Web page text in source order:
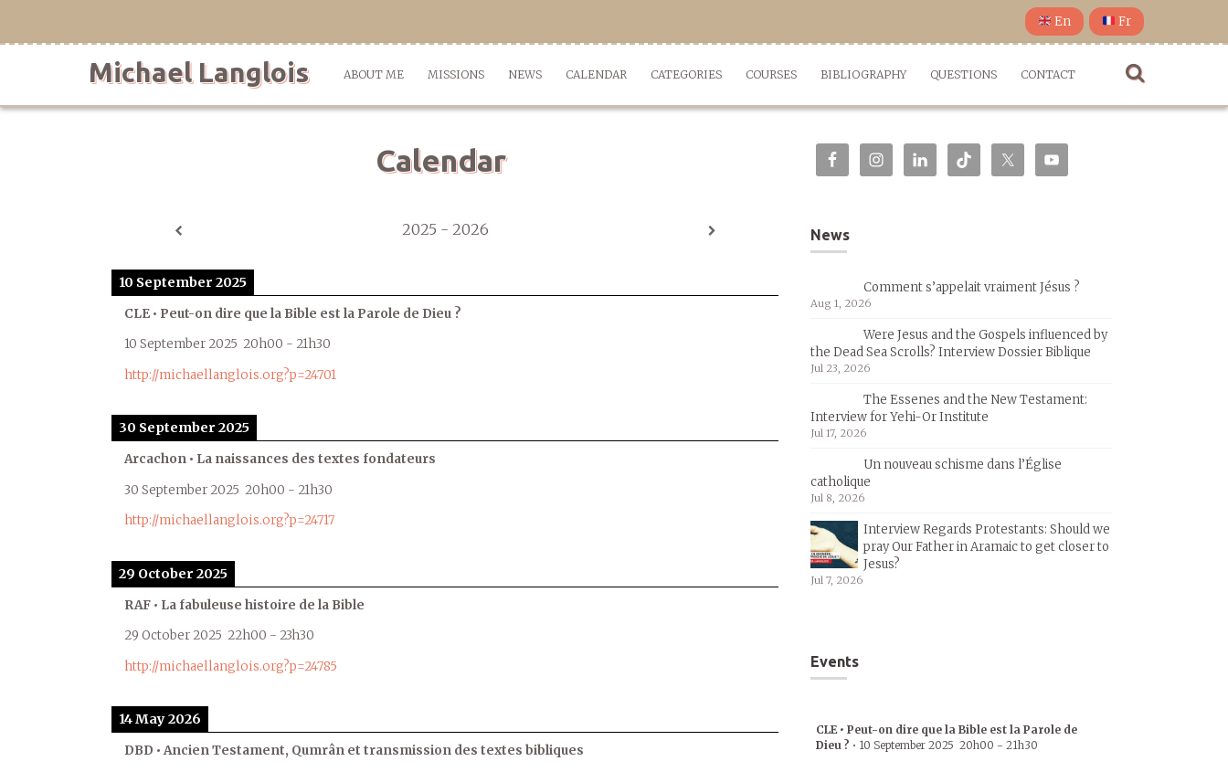
En Fr
Michael Langlois ABOUT ME MISSIONS NEWS CALENDAR CATEGORIES COURSES BIBLIOGRAPHY QUESTIONS CONTACT
Calendar
2025 - 2026
10 September 2025
CLE • Peut-on dire que la Bible est la Parole de Dieu ?
10 September 2025 20h00 - 21h30
http://michaellanglois.org?p=24701
30 September 2025
Arcachon • La naissances des textes fondateurs
30 September 2025 20h00 - 21h30
http://michaellanglois.org?p=24717
29 October 2025
RAF • La fabuleuse histoire de la Bible
29 October 2025 22h00 - 23h30
http://michaellanglois.org?p=24785
14 May 2026
DBD • Ancien Testament, Qumrân et transmission des textes bibliques
News
Comment s’appelait vraiment Jésus ?
Aug 1, 2026
Were Jesus and the Gospels influenced by
the Dead Sea Scrolls? Interview Dossier Biblique
Jul 23, 2026
The Essenes and the New Testament:
Interview for Yehi-Or Institute
Jul 17, 2026
Un nouveau schisme dans l’Église
catholique
Jul 8, 2026
Interview Regards Protestants: Should we
pray Our Father in Aramaic to get closer to
Jesus?
Jul 7, 2026
Events
CLE • Peut-on dire que la Bible est la Parole de
Dieu ? • 10 September 2025 20h00 - 21h30